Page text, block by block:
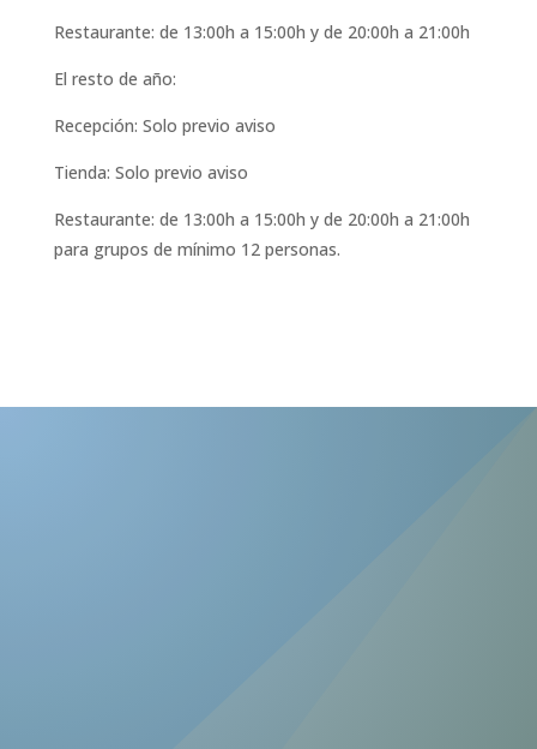
Restaurante: de 13:00h a 15:00h y de 20:00h a 21:00h
El resto de año:
Recepción: Solo previo aviso
Tienda: Solo previo aviso
Restaurante: de 13:00h a 15:00h y de 20:00h a 21:00h
para grupos de mínimo 12 personas.